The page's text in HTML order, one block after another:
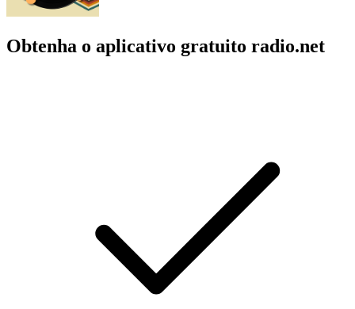
Obtenha o aplicativo gratuito radio.net